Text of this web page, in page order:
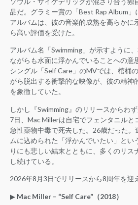
品だ。グラミー賞の「Best Rap Album
アルバムは、彼の音楽的成熟を高らかに
ら高い評価を受けた。
アルバム名「Swimming」が示すように
ながらも水面に浮かんでいることへの意
シングル「Self Care」のMVでは、棺桶
がら脱出する衝撃的な映像が、彼の精神
を象徴していた。
しかし『Swimming』のリリースからわ
7日、Mac Millerは自宅でフェンタニルと
急性薬物中毒で死去した。26歳だった
ムに込められた「浮かんでいたい」とい
りにも悲しい結末とともに、多くのリス
し続けている。
2026年8月3日でリリースから8周年を迎
▶︎ Mac Miller – “Self Care”（2018）